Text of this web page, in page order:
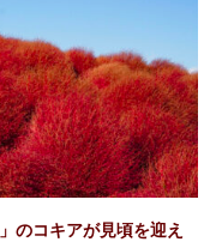
のコキアが見頃を迎え